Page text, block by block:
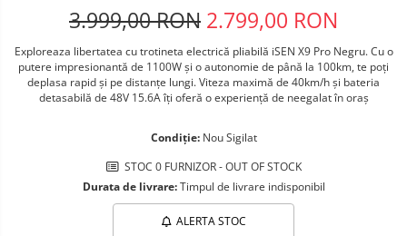
Telefoane mobile ALTE BRANDURI
3.999,00 RON 2.799,00 RON
Exploreaza libertatea cu trotineta electrică pliabilă iSEN X9 Pro Negru. Cu o
putere impresionantă de 1100W și o autonomie de până la 100km, te poți
deplasa rapid și pe distanțe lungi. Viteza maximă de 40km/h și bateria
detasabilă de 48V 15.6A îți oferă o experiență de neegalat în oraș
Condiție: Nou Sigilat
STOC 0 FURNIZOR - OUT OF STOCK
Durata de livrare:Timpul de livrare indisponibil
ALERTA STOC